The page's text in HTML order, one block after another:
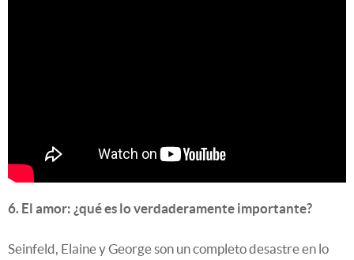
6. El amor: ¿qué es lo verdaderamente importante?
Seinfeld, Elaine y George son un completo desastre en lo